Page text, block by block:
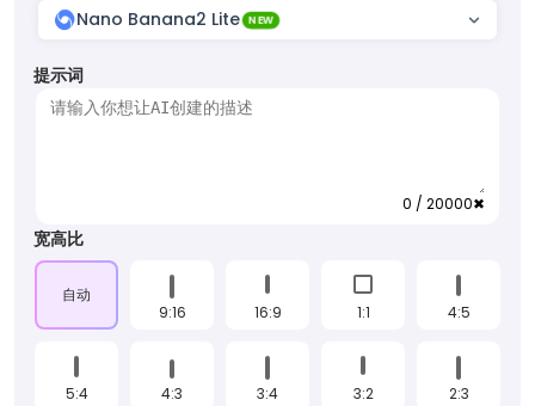
Nano Banana2 Lite NEW
提示词
0 / 20000✖
宽高比
自动
9:16
16:9 1:1 4:5
5:4 4:3 3:4 3:2 2:3